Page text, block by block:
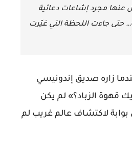
عنها مجرد إشاعات دعائية
جاءت اللحظة التي غيّرت
زاره صديق إندونيسي
قهوة الزباد؟» لم يكن
بوابة لاكتشاف عالم غريب لم